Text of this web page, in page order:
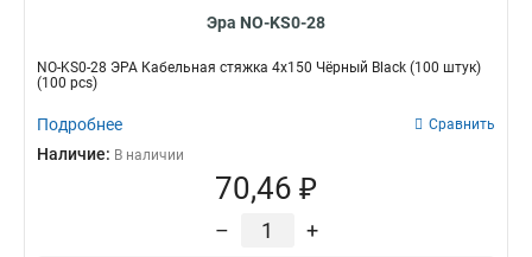
Эра NO-KS0-28
NO-KS0-28 ЭРА Кабельная стяжка 4х150 Чёрный Black (100 штук)
(100 pcs)
Подробнее Сравнить
Наличие: В наличии
70,46 ₽
– +